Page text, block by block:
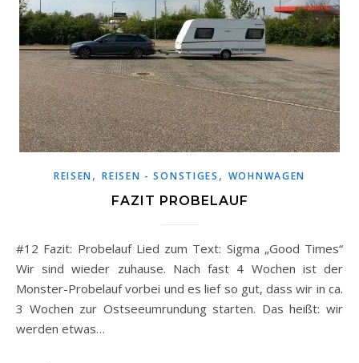
REISEN,REISEN - SONSTIGES , WOHNWAGEN
FAZIT PROBELAUF
#12 Fazit: Probelauf Lied zum Text: Sigma „Good Times“
Wir sind wieder zuhause. Nach fast 4 Wochen ist der
Monster-Probelauf vorbei und es lief so gut, dass wir in ca.
3 Wochen zur Ostseeumrundung starten. Das heißt: wir
werden etwas…